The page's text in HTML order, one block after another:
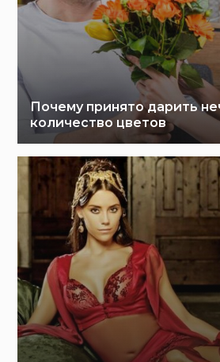
Почему принято дарить
количество цветов